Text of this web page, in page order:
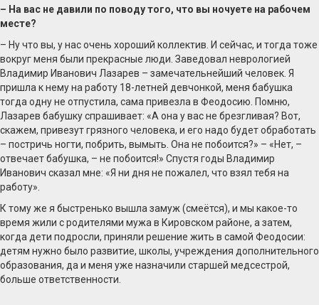
– На вас не давили по поводу того, что вы ночуете на рабочем
месте?
– Ну что вы, у нас очень хороший коллектив. И сейчас, и тогда тоже
вокруг меня были прекрасные люди. Заведовал неврологией
Владимир Иванович Лазарев – замечательнейший человек. Я
пришла к нему на работу 18-летней девчонкой, меня бабушка
тогда одну не отпустила, сама привезла в Феодосию. Помню,
Лазарев бабушку спрашивает: «А она у вас не брезгливая? Вот,
скажем, привезут грязного человека, и его надо будет обработать
– постричь ногти, побрить, вымыть. Она не побоится?» – «Нет, –
отвечает бабушка, – не побоится!» Спустя годы Владимир
Иванович сказал мне: «Я ни дня не пожалел, что взял тебя на
работу».
К тому же я быстренько вышла замуж (смеётся), и мы какое-то
время жили с родителями мужа в Кировском районе, а затем,
когда дети подросли, приняли решение жить в самой Феодосии:
детям нужно было развитие, школы, учреждения дополнительного
образования, да и меня уже назначили старшей медсестрой,
больше ответственности.